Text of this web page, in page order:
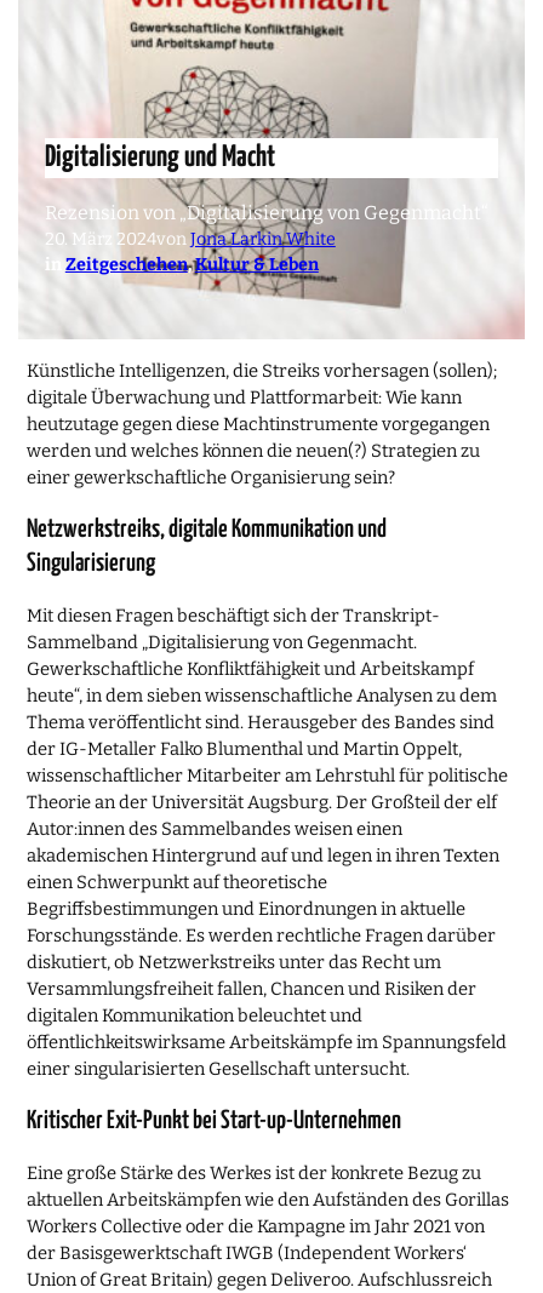
Digitalisierung und Macht
Rezension von „Digitalisierung von Gegenmacht“
20. März 2024vonJona Larkin White
in Zeitgeschehen, Kultur & Leben
Künstliche Intelligenzen, die Streiks vorhersagen (sollen);
digitale Überwachung und Plattformarbeit: Wie kann
heutzutage gegen diese Machtinstrumente vorgegangen
werden und welches können die neuen(?) Strategien zu
einer gewerkschaftliche Organisierung sein?
Netzwerkstreiks, digitale Kommunikation und
Singularisierung
Mit diesen Fragen beschäftigt sich der Transkript-
Sammelband „Digitalisierung von Gegenmacht.
Gewerkschaftliche Konfliktfähigkeit und Arbeitskampf
heute“, in dem sieben wissenschaftliche Analysen zu dem
Thema veröffentlicht sind. Herausgeber des Bandes sind
der IG-Metaller Falko Blumenthal und Martin Oppelt,
wissenschaftlicher Mitarbeiter am Lehrstuhl für politische
Theorie an der Universität Augsburg. Der Großteil der elf
Autor:innen des Sammelbandes weisen einen
akademischen Hintergrund auf und legen in ihren Texten
einen Schwerpunkt auf theoretische
Begriffsbestimmungen und Einordnungen in aktuelle
Forschungsstände. Es werden rechtliche Fragen darüber
diskutiert, ob Netzwerkstreiks unter das Recht um
Versammlungsfreiheit fallen, Chancen und Risiken der
digitalen Kommunikation beleuchtet und
öffentlichkeitswirksame Arbeitskämpfe im Spannungsfeld
einer singularisierten Gesellschaft untersucht.
Kritischer Exit-Punkt bei Start-up-Unternehmen
Eine große Stärke des Werkes ist der konkrete Bezug zu
aktuellen Arbeitskämpfen wie den Aufständen des Gorillas
Workers Collective oder die Kampagne im Jahr 2021 von
der Basisgewerktschaft IWGB (Independent Workers‘
Union of Great Britain) gegen Deliveroo. Aufschlussreich